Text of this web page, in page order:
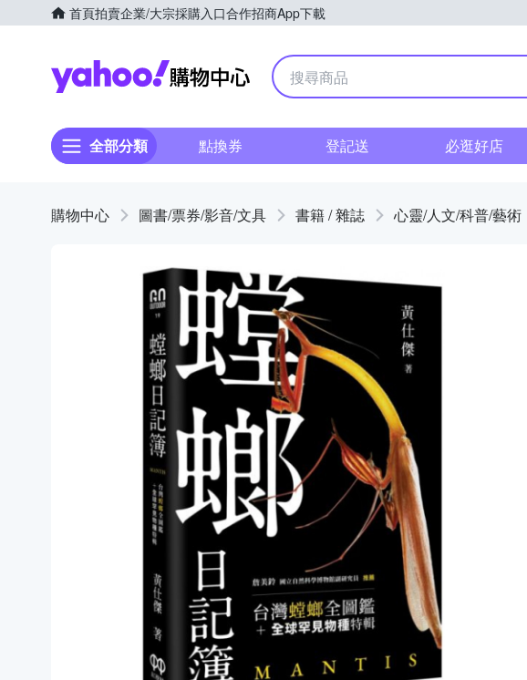
首頁拍賣企業/大宗採購入口合作招商App下載
Yahoo購物中心
全部分類 點換券 登記送 必逛好店
購物中心 圖書/票券/影音/文具 書籍 / 雜誌 心靈/人文/科普/藝術